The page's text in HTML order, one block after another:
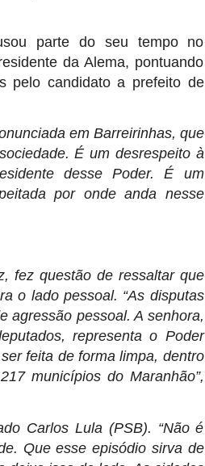
parte do seu tempo no
da Alema, pontuando
pelo candidato a prefeito de
em Barreirinhas, que
É um desrespeito à
desse Poder. É um
por onde anda nesse
fez questão de ressaltar que
o lado pessoal. “As disputas
agressão pessoal. A senhora,
representa o Poder
feita de forma limpa, dentro
municípios do Maranhão”,
Carlos Lula (PSB). “Não é
Que esse episódio sirva de